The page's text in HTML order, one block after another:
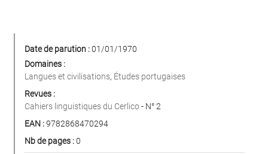
Date de parution :01/01/1970
Domaines :
Langues et civilisations, Études portugaises
Revues :
Cahiers linguistiques du Cerlico- N° 2
EAN :9782868470294
Nb de pages :0